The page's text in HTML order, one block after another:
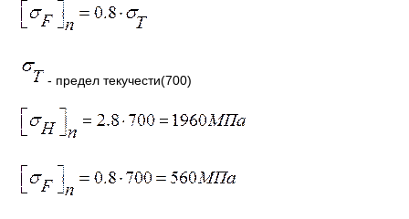
- предел текучести(700)